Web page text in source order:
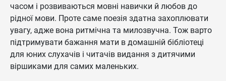
часом і розвиваються мовні навички й любов до
рідної мови. Проте саме поезія здатна захоплювати
увагу, адже вона ритмічна та милозвучна. Тож варто
підтримувати бажання мати в домашній бібліотеці
для юних слухачів і читачів видання з дитячими
віршиками для самих маленьких.